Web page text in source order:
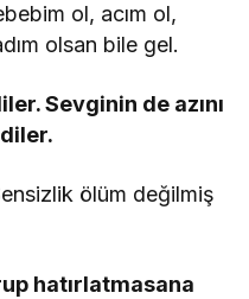
ol, acım ol,
olsan bile gel.
Sevginin de azını
ölüm değilmiş
hatırlatmasana